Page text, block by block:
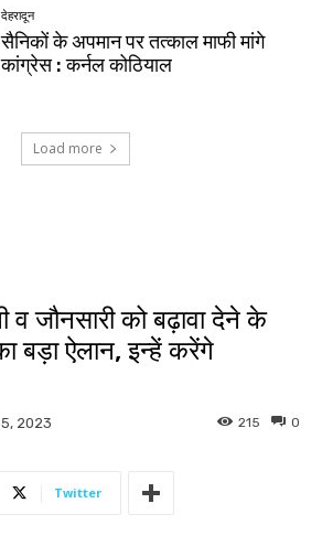
देहरादून
सैनिकों के अपमान पर तत्काल माफी मांगे
कांग्रेस : कर्नल कोठियाल
Load more